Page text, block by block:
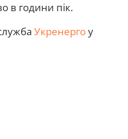
в години пік.
Укренергоу